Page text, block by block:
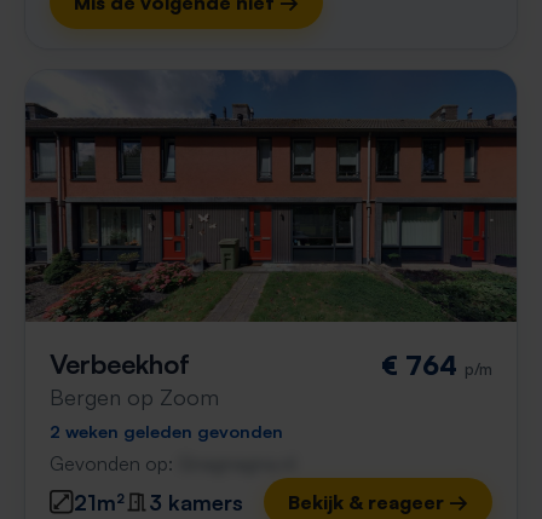
Verbeekhof
Bergen op Zoom
€ 764 p/m
2 weken geleden gevonden
Gevonden op:
21m² 3 kamers Bekijk & reageer →